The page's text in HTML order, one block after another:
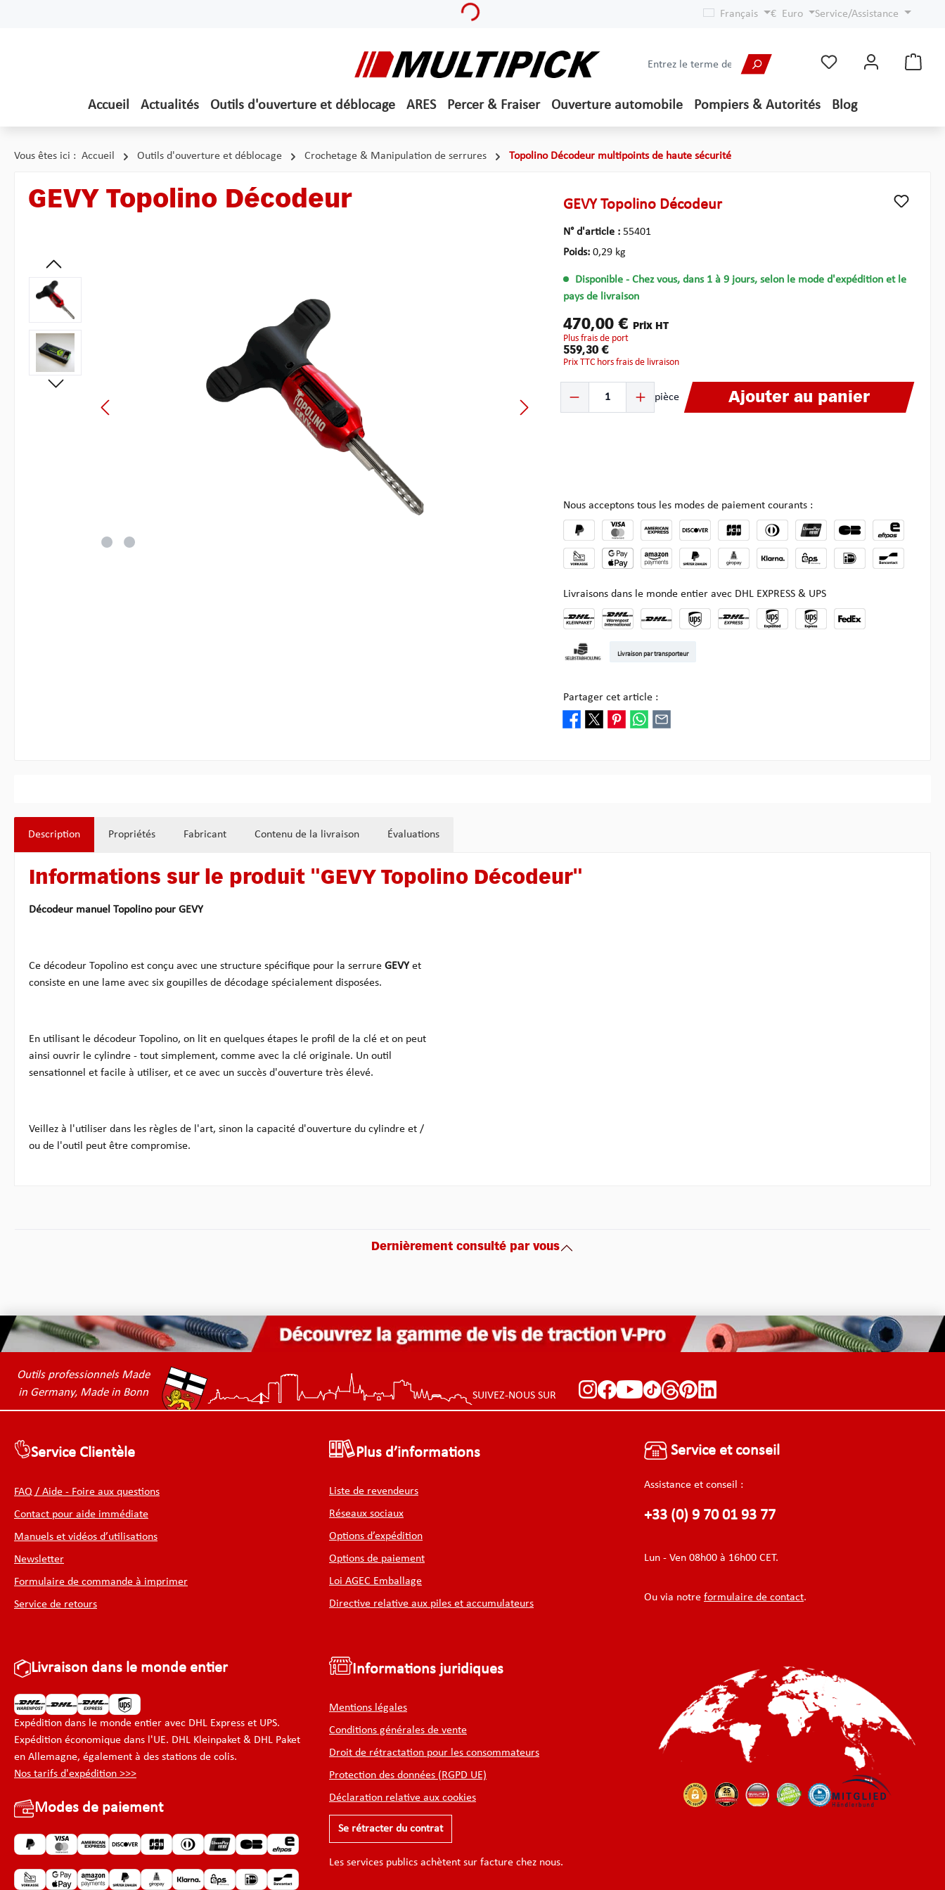
Loading... Français € Euro Service/Assistance
Accueil Actualités Outils d'ouverture et déblocage ARES Percer & Fraiser Ouverture automobile Pompiers & Autorités Blog
Vous êtes ici : Accueil Outils d'ouverture et déblocage Crochetage & Manipulation de serrures Topolino Décodeur multipoints de haute sécurité
GEVY Topolino Décodeur
Ignorer la galerie d'images
GEVY Topolino Décodeur
N° d'article : 55401
Poids: 0,29 kg
Disponible - Chez vous, dans 1 à 9 jours, selon le mode d'expédition et le
pays de livraison
470,00 € Prix HT
plus frais de port
559,30 €
Prix TTC hors frais de livraison
Quantité de produit : Entrez la quantité souhaitée ou utilisez les boutons pour augmenter ou
pièce Ajouter au panier
Nous acceptons tous les modes de paiement courants :
Livraisons dans le monde entier avec DHL EXPRESS & UPS
Livraison par transporteur
Partager cet article :
Description Propriétés Fabricant Contenu de la livraison Évaluations
Informations sur le produit "GEVY Topolino Décodeur"
Décodeur manuel Topolino pour GEVY
Ce décodeur Topolino est conçu avec une structure spécifique pour la serrure GEVY et
consiste en une lame avec six goupilles de décodage spécialement disposées.
En utilisant le décodeur Topolino, on lit en quelques étapes le profil de la clé et on peut
ainsi ouvrir le cylindre - tout simplement, comme avec la clé originale. Un outil
sensationnel et facile à utiliser, et ce avec un succès d'ouverture très élevé.
Veillez à l'utiliser dans les règles de l'art, sinon la capacité d'ouverture du cylindre et /
ou de l'outil peut être compromise.
Dernièrement consulté par vous
Outils professionnels Made
in Germany, Made in Bonn
SUIVEZ-NOUS SUR
Service Clientèle
FAQ / Aide - Foire aux questions
Contact pour aide immédiate
Manuels et vidéos d’utilisations
Newsletter
Formulaire de commande à imprimer
Service de retours
Plus d’informations
Liste de revendeurs
Réseaux sociaux
Options d’expédition
Options de paiement
Loi AGEC Emballage
Directive relative aux piles et accumulateurs
Informations juridiques
Mentions légales
Conditions générales de vente
Droit de rétractation pour les consommateurs
Protection des données (RGPD UE)
Déclaration relative aux cookies
Se rétracter du contrat
Les services publics achètent sur facture chez nous.
Service et conseil
Assistance et conseil :
+33 (0) 9 70 01 93 77
Lun - Ven 08h00 à 16h00 CET.
Ou via notre formulaire de contact.
Modes de paiement
Livraison dans le monde entier
Expédition dans le monde entier avec DHL Express et UPS.
Expédition économique dans l'UE. DHL Kleinpaket & DHL Paket
en Allemagne, également à des stations de colis.
Nos tarifs d'expédition >>>